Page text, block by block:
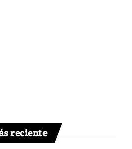
reciente